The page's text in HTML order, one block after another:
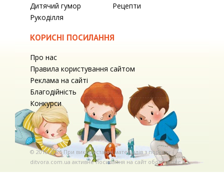
Дитячий гумор
Рецепти
Рукоділля
КОРИСНІ ПОСИЛАННЯ
Про нас
Правила користування сайтом
Реклама на сайті
Благодійність
Конкурси
© 2010-2026 При використаннi матерiалiв з порталу
ditvora.com.ua активне посилання на сайт обов'язкове. .